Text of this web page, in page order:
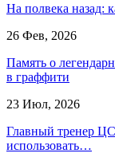
На полвека назад:
26 Фев, 2026
Память о
в граффити
23 Июл, 2026
Главный тренер
использовать…